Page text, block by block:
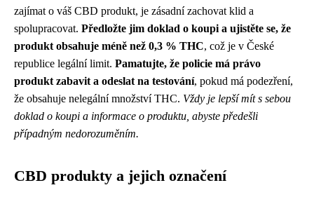
zajímat o váš CBD produkt, je zásadní zachovat klid a
spolupracovat. Předložte jim doklad o koupi a ujistěte se, že
produkt obsahuje méně než 0,3 % THC, což je v České
republice legální limit. Pamatujte, že policie má právo
produkt zabavit a odeslat na testování, pokud má podezření,
že obsahuje nelegální množství THC. Vždy je lepší mít s sebou
doklad o koupi a informace o produktu, abyste předešli
případným nedorozuměním.
CBD produkty a jejich označení